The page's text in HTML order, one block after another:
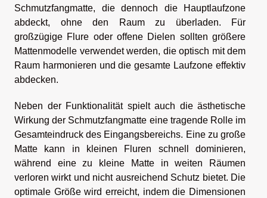
Schmutzfangmatte, die dennoch die Hauptlaufzone
abdeckt, ohne den Raum zu überladen. Für
großzügige Flure oder offene Dielen sollten größere
Mattenmodelle verwendet werden, die optisch mit dem
Raum harmonieren und die gesamte Laufzone effektiv
abdecken.
Neben der Funktionalität spielt auch die ästhetische
Wirkung der Schmutzfangmatte eine tragende Rolle im
Gesamteindruck des Eingangsbereichs. Eine zu große
Matte kann in kleinen Fluren schnell dominieren,
während eine zu kleine Matte in weiten Räumen
verloren wirkt und nicht ausreichend Schutz bietet. Die
optimale Größe wird erreicht, indem die Dimensionen